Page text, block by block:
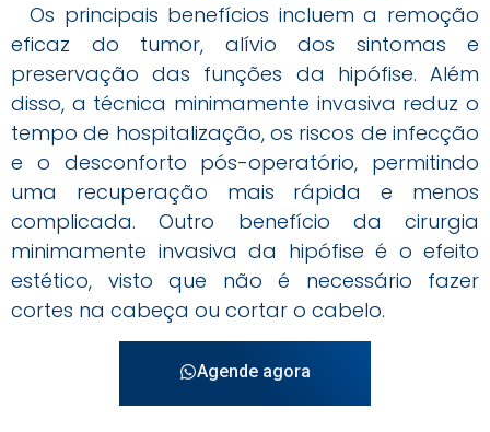
Os principais benefícios incluem a remoção
eficaz do tumor, alívio dos sintomas e
preservação das funções da hipófise. Além
disso, a técnica minimamente invasiva reduz o
tempo de hospitalização, os riscos de infecção
e o desconforto pós-operatório, permitindo
uma recuperação mais rápida e menos
complicada. Outro benefício da cirurgia
minimamente invasiva da hipófise é o efeito
estético, visto que não é necessário fazer
cortes na cabeça ou cortar o cabelo.
Agende agora